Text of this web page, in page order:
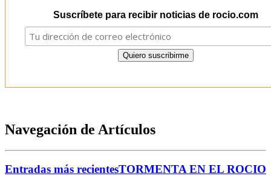
Suscríbete para recibir noticias de rocio.com
Navegación de Artículos
Entradas más recientesTORMENTA EN EL ROCIO